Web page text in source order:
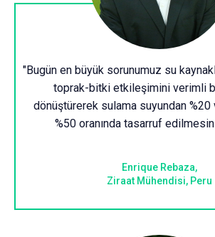
"Bugün en büyük sorunumuz su
toprak-bitki etkileşimini verimli
dönüştürerek sulama suyundan %20
%50 oranında tasarruf
Enrique Rebaza,
Ziraat Mühendisi, Peru